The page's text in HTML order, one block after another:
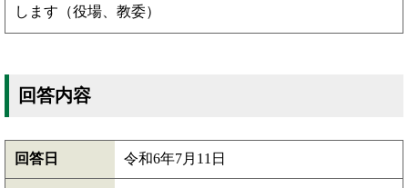
します（役場、教委）
回答内容
回答日 令和6年7月11日